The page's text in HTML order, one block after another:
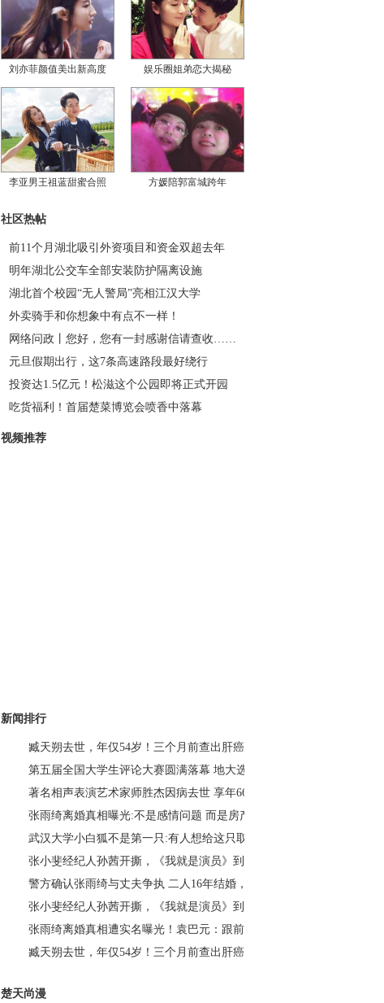
刘亦菲颜值美出新高度 娱乐圈姐弟恋大揭秘
李亚男王祖蓝甜蜜合照 方媛陪郭富城跨年
社区热帖
前11个月湖北吸引外资项目和资金双超去年
明年湖北公交车全部安装防护隔离设施
湖北首个校园“无人警局”亮相江汉大学
外卖骑手和你想象中有点不一样！
网络问政丨您好，您有一封感谢信请查收……
元旦假期出行，这7条高速路段最好绕行
投资达1.5亿元！松滋这个公园即将正式开园
吃货福利！首届楚菜博览会喷香中落幕
视频推荐
新闻排行
臧天朔去世，年仅54岁！三个月前查出肝癌晚期……_荆楚网
第五届全国大学生评论大赛圆满落幕 地大选手荣获冠军_荆楚网
著名相声表演艺术家师胜杰因病去世 享年66岁_荆楚网
张雨绮离婚真相曝光:不是感情问题 而是房产、财产问题？_荆楚网
武汉大学小白狐不是第一只:有人想给这只取名“珈珈”_荆楚网
张小斐经纪人孙茜开撕，《我就是演员》到底谁演得好？_荆楚网
警方确认张雨绮与丈夫争执 二人16年结婚，次年生下龙凤胎_荆楚网
张小斐经纪人孙茜开撕，《我就是演员》到底谁演得好？_荆楚网
张雨绮离婚真相遭实名曝光！袁巴元：跟前夫离婚给钱为什么不给我？
臧天朔去世，年仅54岁！三个月前查出肝癌晚期……_荆楚网
楚天尚漫